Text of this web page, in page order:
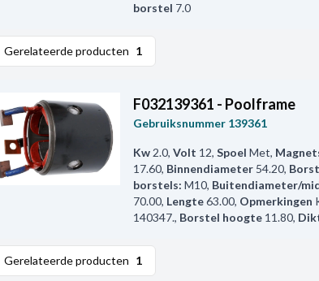
borstel 7.0
Gerelateerde producten 1
F032139361 - Poolframe
Gebruiksnummer 139361
Kw 2.0, Volt 12, Spoel Met,
17.60, Binnendiameter 54.20,
borstels: M10, Buitendiameter/
70.00, Lengte63.00, Opmerkingen
140347., Borstel hoogte 11.80,
Gerelateerde producten 1